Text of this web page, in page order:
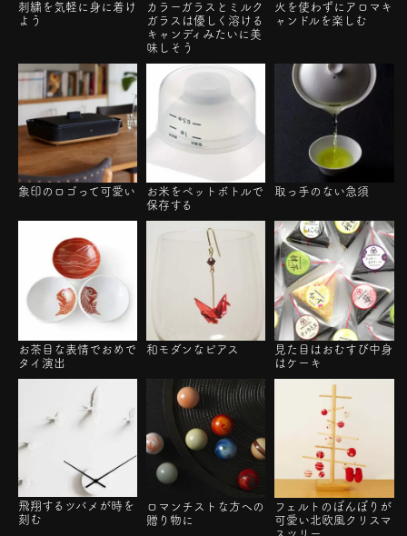
刺繍を気軽に身に着け
よう
カラーガラスとミルク
ガラスは優しく溶ける
キャンディみたいに美
味しそう
火を使わずにアロマキ
ャンドルを楽しむ
象印のロゴって可愛い
お米をペットボトルで
保存する
取っ手のない急須
お茶目な表情でおめで
タイ演出
和モダンなピアス
見た目はおむすび中身
はケーキ
飛翔するツバメが時を
刻む
ロマンチストな方への
贈り物に
フェルトのぼんぼりが
可愛い北欧風クリスマ
スツリー